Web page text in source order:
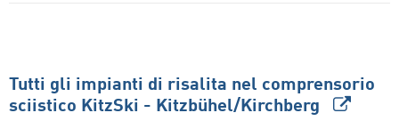
Tutti gli impianti di risalita nel comprensorio
sciistico KitzSki - Kitzbühel/​Kirchberg